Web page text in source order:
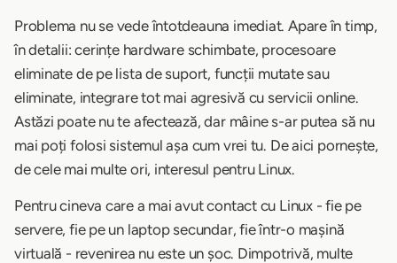
Problema nu se vede întotdeauna imediat. Apare în timp,
în detalii: cerințe hardware schimbate, procesoare
eliminate de pe lista de suport, funcții mutate sau
eliminate, integrare tot mai agresivă cu servicii online.
Astăzi poate nu te afectează, dar mâine s-ar putea să nu
mai poți folosi sistemul așa cum vrei tu. De aici pornește,
de cele mai multe ori, interesul pentru Linux.
Pentru cineva care a mai avut contact cu Linux - fie pe
servere, fie pe un laptop secundar, fie într-o mașină
virtuală - revenirea nu este un șoc. Dimpotrivă, multe